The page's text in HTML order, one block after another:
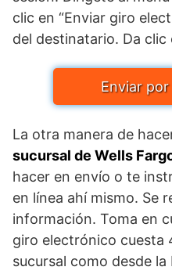
clic en “Enviar giro
del destinatario. Da clic
Enviar
La otra manera de
sucursal de Wells
hacer en envío o te
en línea ahí mismo. Se
información. Toma en
giro electrónico cuesta
sucursal como desde la